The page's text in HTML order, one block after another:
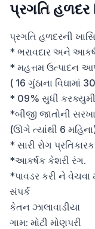
પ્રગતિ હળદર
પ્રગતિ હળદરની
* ભરાવદાર અને
* મહત્તમ ઉત્પાદન
( 16 ગુંઠાના વિઘામાં
* 09% સુધી
*બીજી જાતોની
(ઊગે ત્યાંથી 6
* સારી રોગ
*આકર્ષક કેશરી રંગ.
*પાવડર કરી ને વેચવા
સંપર્ક
કેતન ઝાલાવાડીયા
ગામ: મોટી મોણપરી